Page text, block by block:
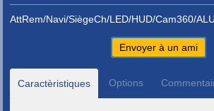
AttRem/Navi/SiègeCh/LED/HUD/Cam360/
Envoyer à un ami
Caractèristiques Options